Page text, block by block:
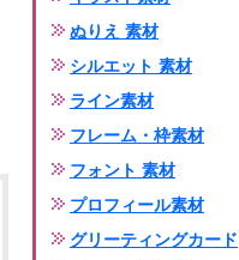
ぬりえ 素材
シルエット 素材
ライン素材
フレーム・枠素材
フォント 素材
プロフィール素材
グリーティングカード